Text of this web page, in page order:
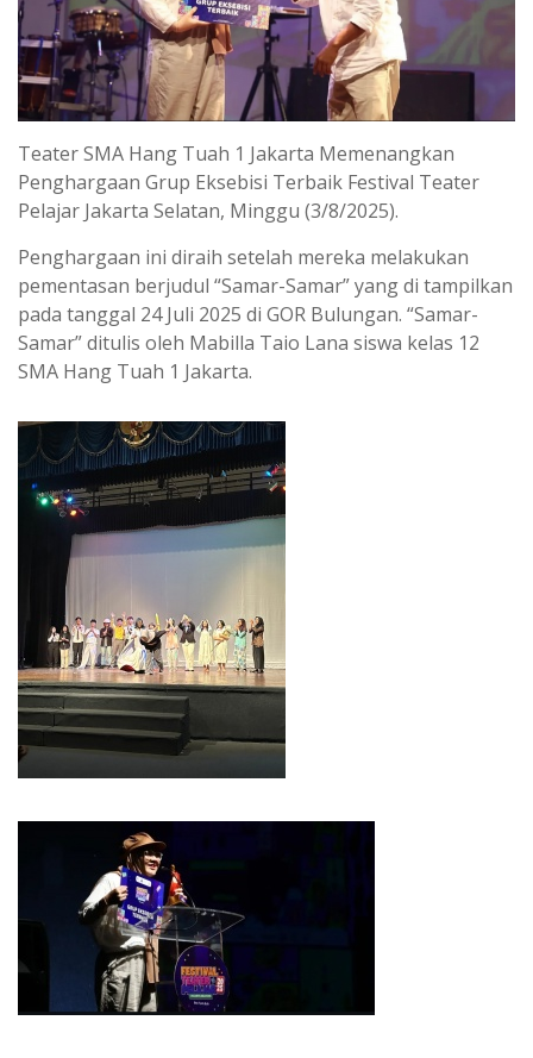
Teater SMA Hang Tuah 1 Jakarta Memenangkan
Penghargaan Grup Eksebisi Terbaik Festival Teater
Pelajar Jakarta Selatan, Minggu (3/8/2025).
Penghargaan ini diraih setelah mereka melakukan
pementasan berjudul “Samar-Samar” yang di tampilkan
pada tanggal 24 Juli 2025 di GOR Bulungan. “Samar-
Samar” ditulis oleh Mabilla Taio Lana siswa kelas 12
SMA Hang Tuah 1 Jakarta.